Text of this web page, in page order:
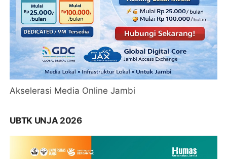
Akselerasi Media Online Jambi
UBTK UNJA 2026